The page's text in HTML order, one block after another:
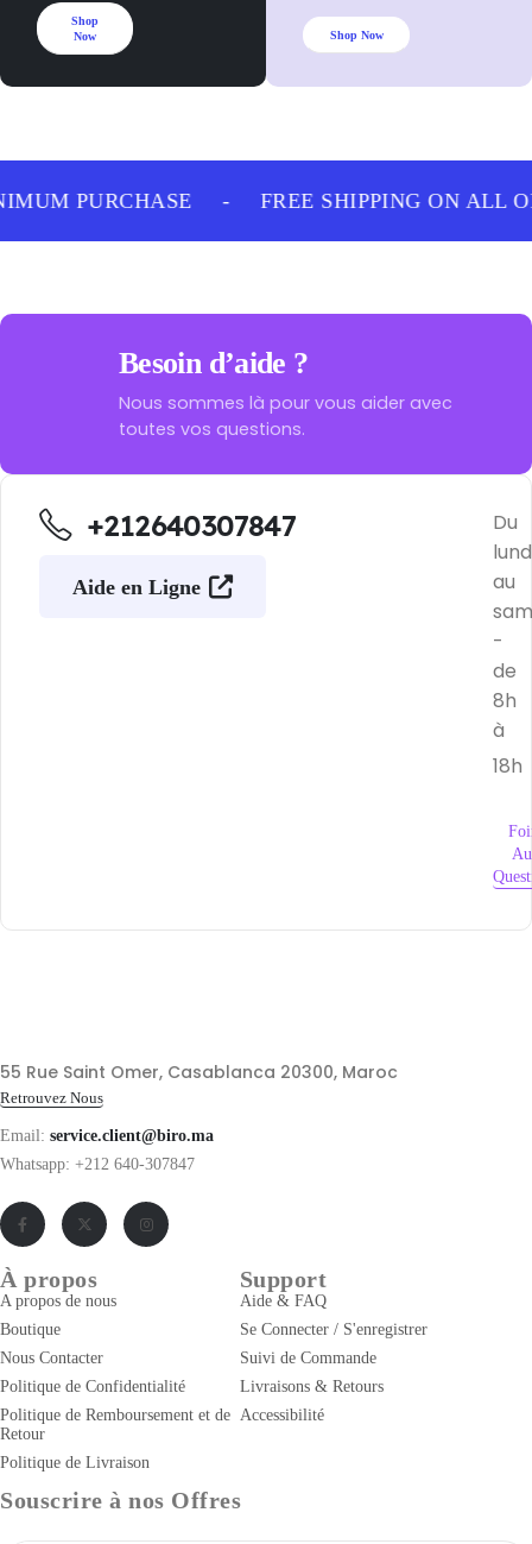
Shop
Now
Shop Now
PURCHASE - FREE SHIPPING ON ALL
Besoin d’aide ?
Nous sommes là pour vous aider avec
toutes vos questions.
+212640307847
Aide en Ligne
Du
au
-
de
8h
à
18h
55 Rue Saint Omer, Casablanca 20300, Maroc
Retrouvez Nous
Email: service.client@biro.ma
Whatsapp: +212 640-307847
À propos
A propos de nous
Boutique
Nous Contacter
Politique de Confidentialité
Politique de Remboursement et de
Retour
Politique de Livraison
Support
Aide & FAQ
Se Connecter / S'enregistrer
Suivi de Commande
Livraisons & Retours
Accessibilité
Souscrire à nos Offres